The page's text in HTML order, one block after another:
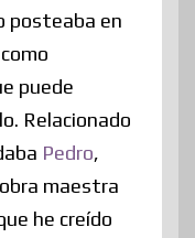
posteaba en
puede
Relacionado
Pedro,
maestra
he creído